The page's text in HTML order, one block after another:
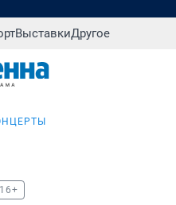
ВыставкиДругое
16+